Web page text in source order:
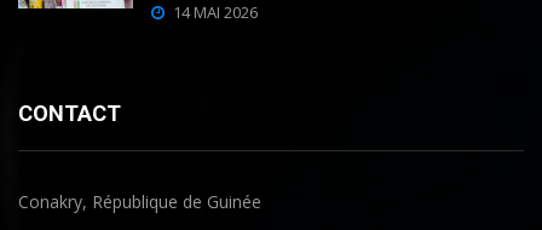
14 MAI 2026
CONTACT
Conakry, République de Guinée